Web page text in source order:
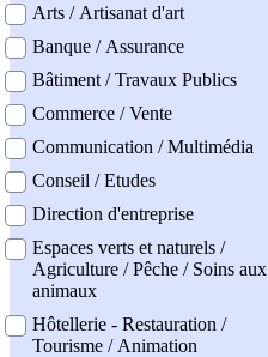
Arts / Artisanat d'art
Banque / Assurance
Bâtiment / Travaux Publics
Commerce / Vente
Communication / Multimédia
Conseil / Etudes
Direction d'entreprise
Espaces verts et naturels /
Agriculture / Pêche / Soins aux
animaux
Hôtellerie - Restauration /
Tourisme / Animation